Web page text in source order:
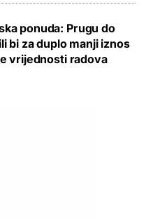
ponuda: Prugu do
bi za duplo manji iznos
vrijednosti radova